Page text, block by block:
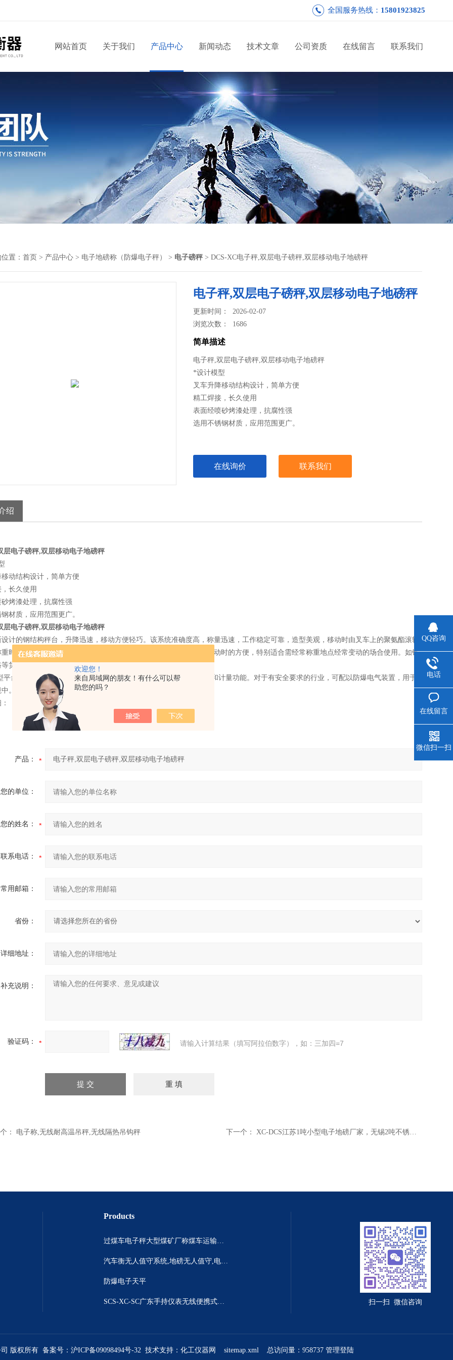
欢迎您！
来自局域网的朋友！有什么可以帮
助您的吗？
全国服务热线： 15801923825
网站首页 关于我们 产品中心 新闻动态 技术文章 公司资质 在线留言 联系我们
置： 首页 > 产品中心 > 电子地磅称（防爆电子秤） > 电子磅秤 > DCS-XC电子秤,双层电子磅秤,双层移动电子地磅秤
电子秤,双层电子磅秤,双层移动电子地磅秤
更新时间： 2026-02-07
浏览次数： 1686
简单描述
电子秤,双层电子磅秤,双层移动电子地磅秤
*设计模型
叉车升降移动结构设计，简单方便
精工焊接，长久使用
表面经喷砂烤漆处理，抗腐性强
选用不锈钢材质，应用范围更广。
在线询价 联系我们
绍
层电子磅秤,双层移动电子地磅秤
移动结构设计，简单方便
长久使用
烤漆处理，抗腐性强
材质，应用范围更广。
层电子磅秤,双层移动电子地磅秤
计的钢结构秤台，升降迅速，移动方便轻巧。该系统准确度高，称量迅速，工作稳定可靠，造型美观，移动时由叉车上的聚氨酯滚轮
时由秤台四角可调节支撑脚着地，充分保证了称重时的高精度及移动时的方便，特别适合需经常称重地点经常变动的场合使用。如铁
货物托运业务、粮食收购、集贸市场等场合的称重。
秤配用防尘A12E型号的称重显示仪表，可实现不同的称重管理和计量功能。对于有安全要求的行业，可配以防爆电气装置，用于
。还可选配打印机、大屏幕显示器。
产品：
您的单位：
您的姓名：
联系电话：
常用邮箱：
省份：
详细地址：
补充说明：
验证码： 请输入计算结果（填写阿拉伯数字），如：三加四=7
： 电子称,无线耐高温吊秤,无线隔热吊钩秤 下一个： XC-DCS江苏1吨小型电子地磅厂家，无锡2吨不锈钢磅秤，盐城3吨防爆地磅销售点
Products
过煤车电子秤大型煤矿厂称煤车运输过120吨汽车过磅称~山西晋城市150吨卡车过磅称.内蒙古重型100吨货车过磅称
汽车衡无人值守系统,地磅无人值守,电子地磅无人值守智能化系统
防爆电子天平
SCS-XC-SC广东手持仪表无线便携式汽车衡 *便携式称重仪 扫一扫 微信咨询
版权所有 备案号： 沪ICP备09098494号-32技术支持： 化工仪器网 sitemap.xml总访问量：958737 管理登陆
QQ咨询
电话
在线留言
微信扫一扫